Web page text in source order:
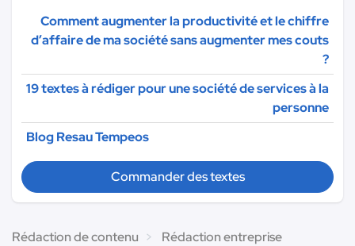
Comment augmenter la productivité et le chiffre
d’affaire de ma société sans augmenter mes couts
?
19 textes à rédiger pour une société de services à la
personne
Blog Resau Tempeos
Commander des textes
Rédaction de contenu
Rédaction entreprise